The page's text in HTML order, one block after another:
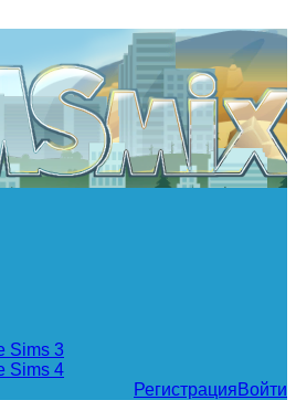
Sims 3
Sims 4
Войти
Регистрация